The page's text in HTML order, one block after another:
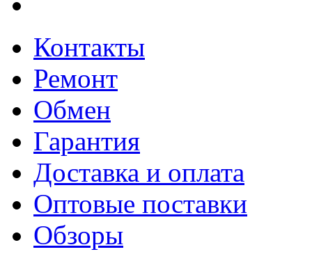
Контакты
Ремонт
Обмен
Гарантия
Доставка и оплата
Оптовые поставки
Обзоры